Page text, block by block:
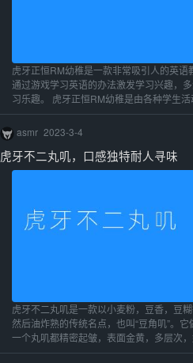
虎牙正恒RM幼稚是一款非常吸引人的英
通过游戏学习英语的办法激发学习兴趣，
习乐趣。 虎牙正恒RM幼稚是由各种学生
asmr 2023-3-4
虎牙不二丸叽，口感独特耐人寻味
虎牙不二丸叽是一款以小麦粉，豆香，豆
然后油炸熟的传统名点，也叫“豆角叽”。
一个丸叽都精密起皱，表面金黄，多层次